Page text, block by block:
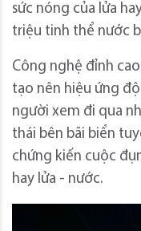
sức nóng của lửa
triệu tinh thể nước
Công nghệ đỉnh
tạo nên hiệu ứng
người xem đi qua
thái bên bãi biển
chứng kiến cuộc
hay lửa - nước.